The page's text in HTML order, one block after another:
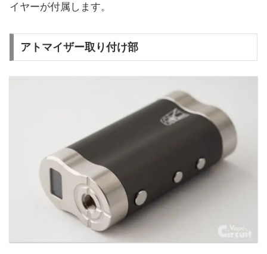
イヤーが付属します。
アトマイザー取り付け部